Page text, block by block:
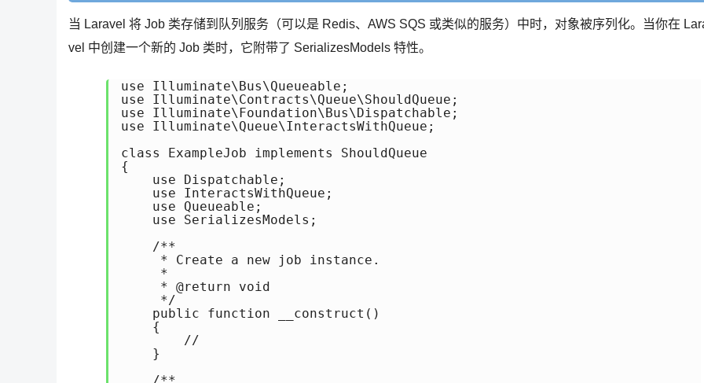
当 Laravel 将 Job 类存储到队列服务（可以是 Redis、AWS SQS 或类似的服务）中时，对象被序列化。当你在
vel 中创建一个新的 Job 类时，它附带了 SerializesModels 特性。
use Illuminate\Bus\Queueable;
use Illuminate\Contracts\Queue\ShouldQueue;
use Illuminate\Foundation\Bus\Dispatchable;
use Illuminate\Queue\InteractsWithQueue;
class ExampleJob implements ShouldQueue
{
    use Dispatchable;
    use InteractsWithQueue;
    use Queueable;
    use SerializesModels;
    /**
     * Create a new job instance.
     *
     * @return void
     */
    public function __construct()
    {
        //
    }